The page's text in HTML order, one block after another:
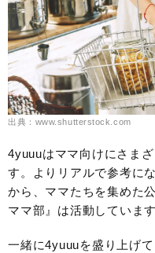
出典：www.shutterstock.com
4yuuuはママ向けにさま
す。よりリアルで参考に
から、ママたちを集めた
ママ部』は活動していま
一緒に4yuuuを盛り上げ